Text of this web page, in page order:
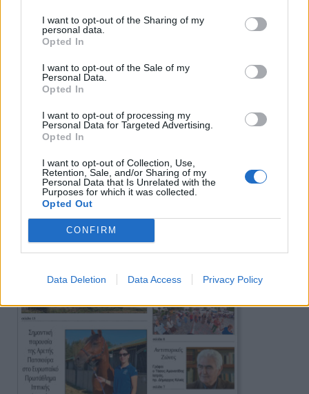
I want to opt-out of the Sharing of my
personal data.
Opted In
I want to opt-out of the Sale of my
Personal Data.
Opted In
I want to opt-out of processing my
Personal Data for Targeted Advertising.
Opted In
I want to opt-out of Collection, Use,
Retention, Sale, and/or Sharing of my
Personal Data that Is Unrelated with the
Purposes for which it was collected.
Opted Out
CONFIRM
Data Deletion Data Access Privacy Policy
Πρωινή